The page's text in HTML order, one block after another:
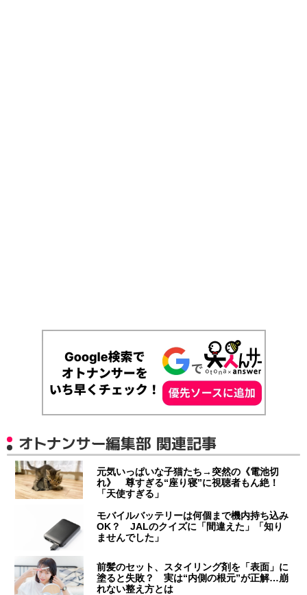
オトナンサー編集部 関連記事
元気いっぱいな子猫たち→突然の《電池切
れ》 尊すぎる“座り寝”に視聴者もん絶！
「天使すぎる」
モバイルバッテリーは何個まで機内持ち込み
OK？ JALのクイズに「間違えた」「知り
ませんでした」
前髪のセット、スタイリング剤を「表面」に
塗ると失敗？ 実は“内側の根元”が正解…崩
れない整え方とは